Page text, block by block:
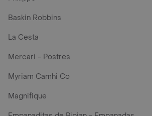
Baskin Robbins
La Cesta
Mercari - Postres
Myriam Camhi Co
Magnifique